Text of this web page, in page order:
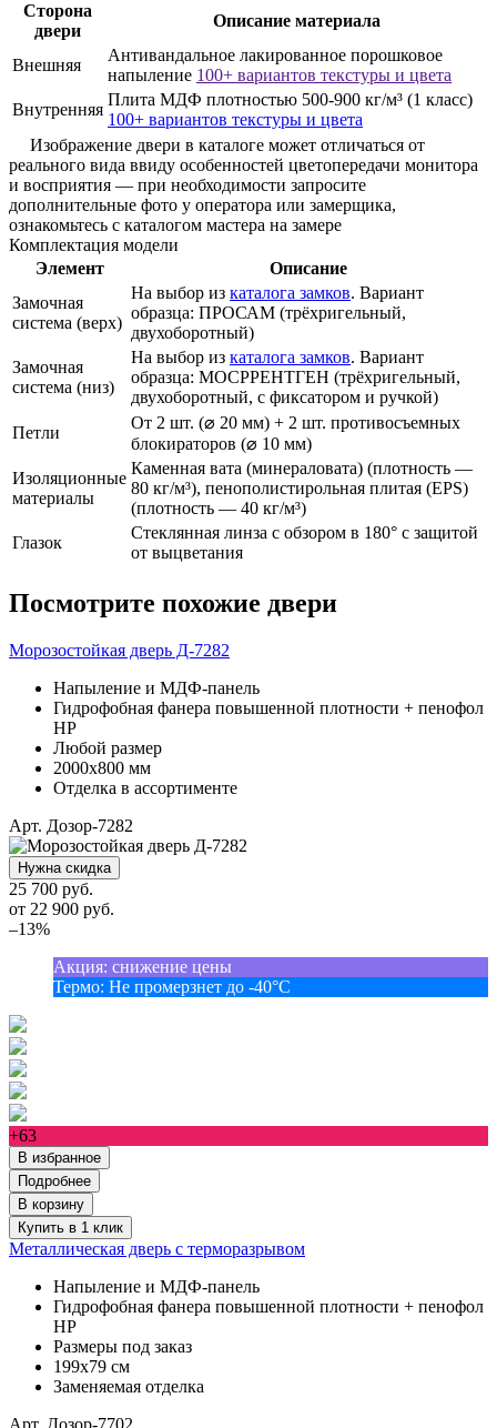
Сторона
двери
Описание материала
Внешняя
Антивандальное лакированное порошковое
напыление 100+ вариантов текстуры и цвета
Внутренняя
Плита МДФ плотностью 500-900 кг/м³ (1 класс)
100+ вариантов текстуры и цвета
Изображение двери в каталоге может отличаться от
реального вида ввиду особенностей цветопередачи монитора
и восприятия — при необходимости запросите
дополнительные фото у оператора или замерщика,
ознакомьтесь с каталогом мастера на замере
Комплектация модели
Элемент
Описание
Замочная
система (верх)
На выбор из каталога замков. Вариант
образца: ПРОСАМ (трёхригельный,
двухоборотный)
Замочная
система (низ)
На выбор из каталога замков. Вариант
образца: МОСРРЕНТГЕН (трёхригельный,
двухоборотный, с фиксатором и ручкой)
Петли
От 2 шт. (⌀ 20 мм) + 2 шт. противосъемных
блокираторов (⌀ 10 мм)
Изоляционные
материалы
Каменная вата (минераловата) (плотность —
80 кг/м³), пенополистирольная плитая (EPS)
(плотность — 40 кг/м³)
Глазок
Стеклянная линза с обзором в 180° с защитой
от выцветания
Посмотрите похожие двери
Морозостойкая дверь Д-7282
Напыление и МДФ-панель
Гидрофобная фанера повышенной плотности + пенофол
НР
Любой размер
2000х800 мм
Отделка в ассортименте
Арт. Дозор-7282
Нужна скидка
25 700 руб.
от 22 900 руб.
–13%
Акция: снижение цены
Термо: Не промерзнет до -40°С
+63
В избранное
Подробнее
В корзину
Купить в 1 клик
Металлическая дверь с терморазрывом
Напыление и МДФ-панель
Гидрофобная фанера повышенной плотности + пенофол
НР
Размеры под заказ
199х79 см
Заменяемая отделка